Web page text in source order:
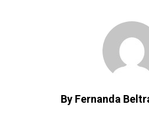
By Fernanda